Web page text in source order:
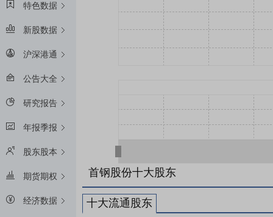
特色数据
新股数据
沪深港通
公告大全
研究报告
年报季报
股东股本
期货期权
经济数据
首钢股份十大股东
十大流通股东